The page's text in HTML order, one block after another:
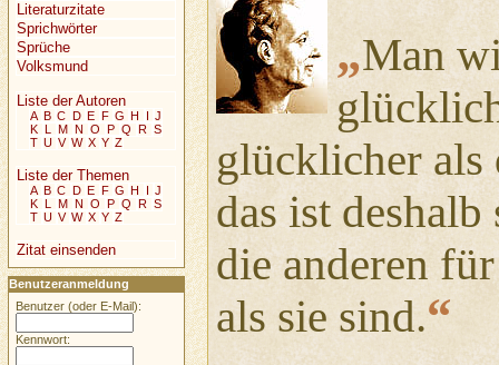
„Man
glücklicher als
das ist
die anderen
als sie sind.“
Literaturzitate
Sprichwörter
Sprüche
Volksmund
Liste der Autoren
A B C D E F G H I J
K L M N O P Q R S
T U V W X Y Z
Liste der Themen
A B C D E F G H I J
K L M N O P Q R S
T U V W X Y Z
Zitat einsenden
Benutzeranmeldung
Benutzer (oder E-Mail):
Kennwort: